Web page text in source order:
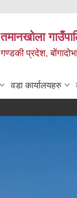
तमानखोला
गण्डकी प्रदेश,
वडा कार्यालयहरु